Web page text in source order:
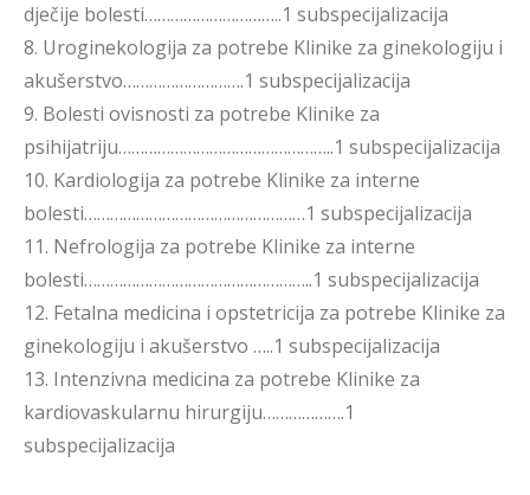
dječije bolesti…………………………..1 subspecijalizacija
8. Uroginekologija za potrebe Klinike za ginekologiju i
akušerstvo……………………….1 subspecijalizacija
9. Bolesti ovisnosti za potrebe Klinike za
psihijatriju…………………………………………..1 subspecijalizacija
10. Kardiologija za potrebe Klinike za interne
bolesti……………………………………………1 subspecijalizacija
11. Nefrologija za potrebe Klinike za interne
bolesti……………………………………………..1 subspecijalizacija
12. Fetalna medicina i opstetricija za potrebe Klinike za
ginekologiju i akušerstvo …..1 subspecijalizacija
13. Intenzivna medicina za potrebe Klinike za
kardiovaskularnu hirurgiju……………….1
subspecijalizacija